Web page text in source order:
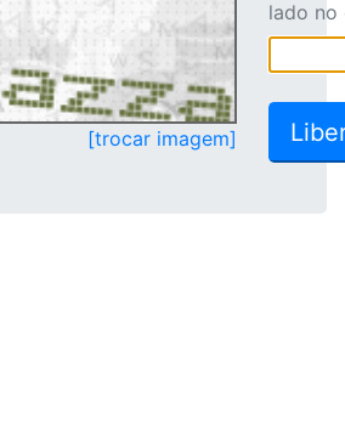
[trocar imagem]
lado no